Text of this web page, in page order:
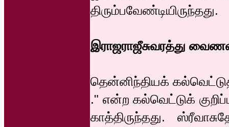
திரும்பவேண்டியிருந்தது.
இராஜராஜீசுவரத்து
தென்னிந்தியக்
." என்ற கல்வெட்டுக்
காத்திருந்தது.